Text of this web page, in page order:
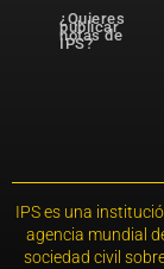
¿Quieres
publicar
notas de
IPS?
IPS es una
agencia mundial
sociedad civil